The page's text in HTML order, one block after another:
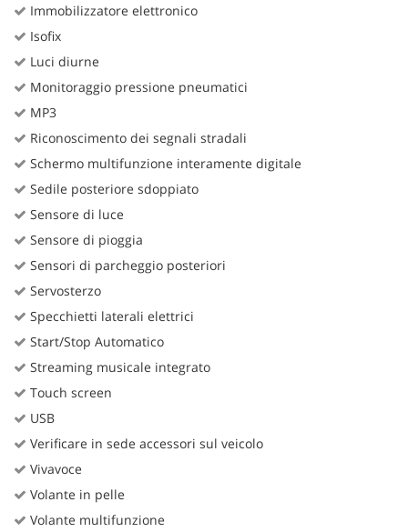
Immobilizzatore elettronico
Isofix
Luci diurne
Monitoraggio pressione pneumatici
MP3
Riconoscimento dei segnali stradali
Schermo multifunzione interamente digitale
Sedile posteriore sdoppiato
Sensore di luce
Sensore di pioggia
Sensori di parcheggio posteriori
Servosterzo
Specchietti laterali elettrici
Start/Stop Automatico
Streaming musicale integrato
Touch screen
USB
Verificare in sede accessori sul veicolo
Vivavoce
Volante in pelle
Volante multifunzione